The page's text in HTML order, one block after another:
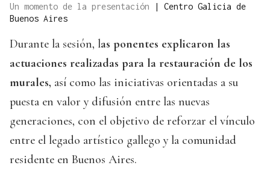
Un momento de la presentación | Centro Galicia de
Buenos Aires
Durante la sesión, las ponentes explicaron las
actuaciones realizadas para la restauración de los
murales, así como las iniciativas orientadas a su
puesta en valor y difusión entre las nuevas
generaciones, con el objetivo de reforzar el vínculo
entre el legado artístico gallego y la comunidad
residente en Buenos Aires.